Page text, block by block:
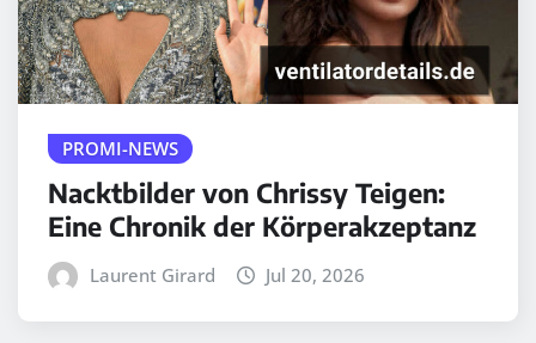
PROMI-NEWS
Nacktbilder von Chrissy Teigen:
Eine Chronik der Körperakzeptanz
Laurent Girard Jul 20, 2026